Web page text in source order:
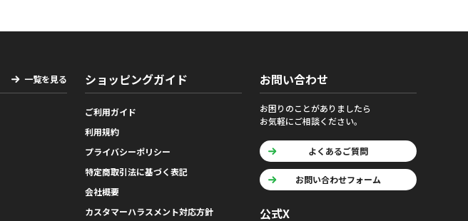
一覧を見る ショッピングガイド
ご利用ガイド
利用規約
プライバシーポリシー
特定商取引法に基づく表記
会社概要
カスタマーハラスメント対応方針
お問い合わせ
お困りのことがありましたら
お気軽にご相談ください。
よくあるご質問
お問い合わせフォーム
公式X